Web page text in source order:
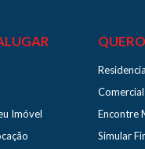
Imóvel
Comercial
Encontre
Simular